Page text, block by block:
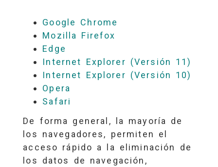
Google Chrome
Mozilla Firefox
Edge
Internet Explorer (Versión 11)
Internet Explorer (Versión 10)
Opera
Safari
De forma general, la mayoría de
los navegadores, permiten el
acceso rápido a la eliminación de
los datos de navegación,